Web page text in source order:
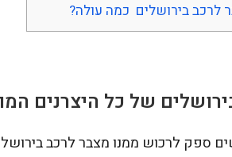
לרכב בירושלים כמה עולה?
של כל היצרנים
ספק לרכוש ממנו מצבר לרכב